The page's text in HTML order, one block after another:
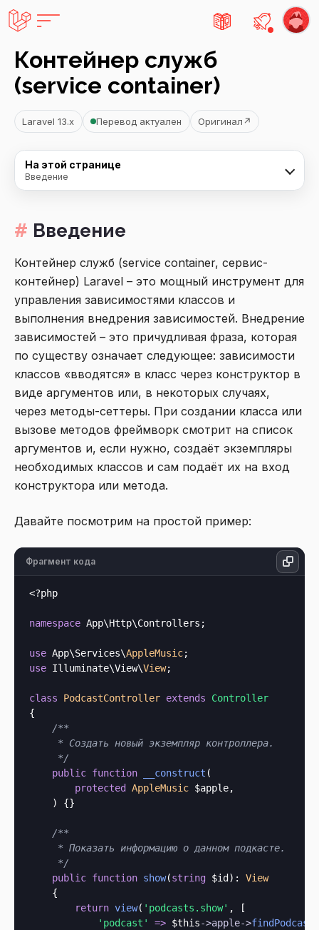
Есть не
Контейнер служб
(service container)
Laravel 13.x Перевод актуален Оригинал ↗
На этой странице
Введение
Введение
Контейнер служб (service container, сервис-
контейнер) Laravel – это мощный инструмент для
управления зависимостями классов и
выполнения внедрения зависимостей. Внедрение
зависимостей – это причудливая фраза, которая
по существу означает следующее: зависимости
классов «вводятся» в класс через конструктор в
виде аргументов или, в некоторых случаях,
через методы-сеттеры. При создании класса или
вызове методов фреймворк смотрит на список
аргументов и, если нужно, создаёт экземпляры
необходимых классов и сам подаёт их на вход
конструктора или метода.
Давайте посмотрим на простой пример:
Фрагмент кода
<?php
namespace App\Http\Controllers;
use App\Services\AppleMusic
use Illuminate\View\View;
class PodcastController extends
Controller
{
/**
     * Создать новый экземпляр контроллера.
     */
public function __construct (
protected
AppleMusic $apple,
) {}
/**
     * Показать информацию о данном подкасте.
     */
public function show(string $id ): View
    {
return view( 'podcasts.show' , [
'podcast'
=> $this->apple->findPodcast